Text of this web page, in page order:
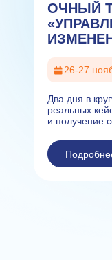
ОЧНЫЙ
Два дня в
реальных
и получение
26-27